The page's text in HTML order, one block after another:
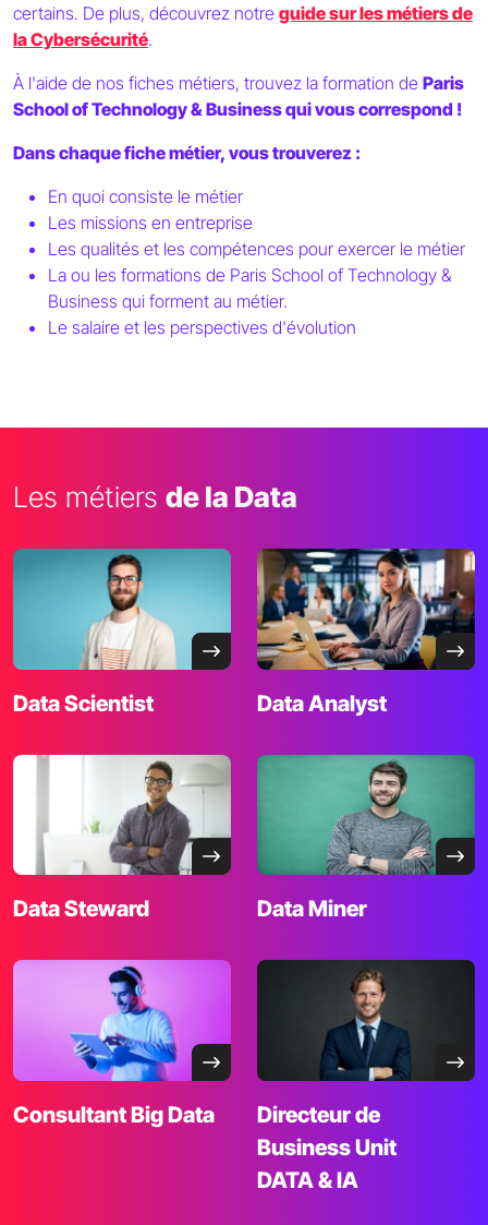
certains. De plus, découvrez notre guide sur les métiers de
la Cybersécurité.
À l'aide de nos fiches métiers, trouvez la formation de Paris
School of Technology & Business qui vous correspond !
Dans chaque fiche métier, vous trouverez :
En quoi consiste le métier
Les missions en entreprise
Les qualités et les compétences pour exercer le métier
La ou les formations de Paris School of Technology &
Business qui forment au métier.
Le salaire et les perspectives d'évolution
Les métiers de la Data
DataScientist Data Analyst
DataSteward Data Miner
ConsultantBig Data
Directeur de
Business Unit
DATA & IA